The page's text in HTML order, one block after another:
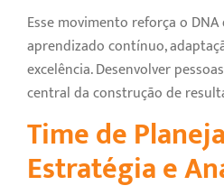
Esse movimento reforça o
aprendizado contínuo,
excelência. Desenvolver
central da construção de
Time de
Estratégia e